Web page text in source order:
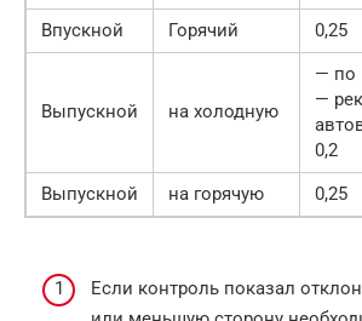
Впускной
Горячий 0,25
Выпускной на холодную
— по
—
0,2
Выпускной
на горячую 0,25
Если контроль показал